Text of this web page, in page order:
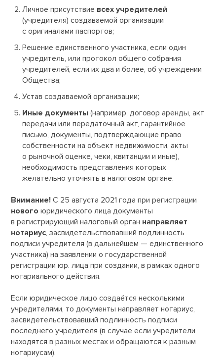
Личное присутствие всех учредителей
(учредителя) создаваемой организации
с оригиналами паспортов;
Решение единственного участника, если один
учредитель, или протокол общего собрания
учредителей, если их два и более, об учреждении
Общества;
Устав создаваемой организации;
Иные документы (например, договор аренды, акт
передачи или передаточный акт, гарантийное
письмо, документы, подтверждающие право
собственности на объект недвижимости, акты
о рыночной оценке, чеки, квитанции и иные),
необходимость представления которых
желательно уточнять в налоговом органе.
Внимание! С 25 августа 2021 года при регистрации
нового юридического лица документы
в регистрирующий налоговый орган направляет
нотариус, засвидетельствовавший подлинность
подписи учредителя (в дальнейшем — единственного
участника) на заявлении о государственной
регистрации юр. лица при создании, в рамках одного
нотариального действия.
Если юридическое лицо создаётся несколькими
учредителями, то документы направляет нотариус,
засвидетельствовавший подлинность подписи
последнего учредителя (в случае если учредители
находятся в разных местах и обращаются к разным
нотариусам).